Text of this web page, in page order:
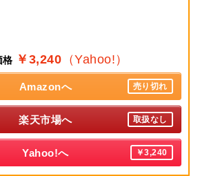
格 ￥3,240 （Yahoo!）
Amazonへ 売り切れ
楽天市場へ 取扱なし
Yahoo!へ ￥3,240